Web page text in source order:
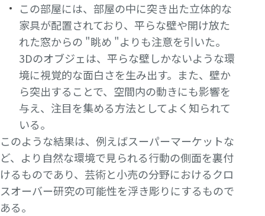
この部屋には、部屋の中に突き出た立体的な
家具が配置されており、平らな壁や開け放た
れた窓からの "眺め "よりも注意を引いた。
3Dのオブジェは、平らな壁しかないような環
境に視覚的な面白さを生み出す。また、壁か
ら突出することで、空間内の動きにも影響を
与え、注目を集める方法としてよく知られて
いる。
このような結果は、例えばスーパーマーケットな
ど、より自然な環境で見られる行動の側面を裏付
けるものであり、芸術と小売の分野におけるクロ
スオーバー研究の可能性を浮き彫りにするもので
ある。